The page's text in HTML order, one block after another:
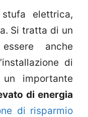
elettrica,
Si tratta di un
anche
di
importante
di energia
di risparmio